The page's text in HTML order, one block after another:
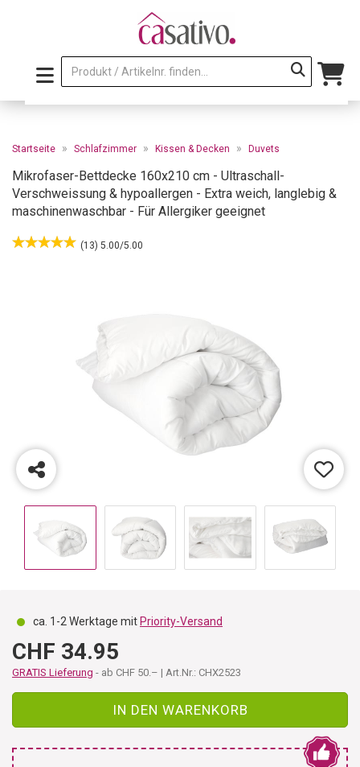
Startseite » Schlafzimmer » Kissen & Decken » Duvets
Mikrofaser-Bettdecke 160x210 cm - Ultraschall-
Verschweissung & hypoallergen - Extra weich, langlebig &
maschinenwaschbar - Für Allergiker geeignet
(13) 5.00/5.00
ca. 1-2 Werktage mit Priority-Versand
CHF 34.95
GRATIS Lieferung - ab CHF 50.– | Art.Nr.: CHX2523
IN DEN WARENKORB